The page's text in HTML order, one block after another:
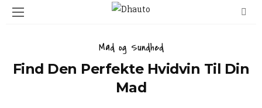
Mad og Sundhed
Find Den Perfekte Hvidvin Til Din
Mad